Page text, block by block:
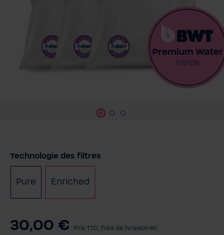
Sélectionnez
Technologie des filtres
Pure Enriched
30,00 € Prix TTC, frais de livraison en